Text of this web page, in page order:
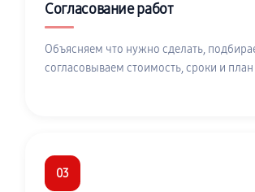
Согласование работ
Объясняем что нужно сделать,
согласовываем стоимость, сроки и
03